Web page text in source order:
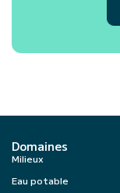
Domaines
Milieux
Eau potable